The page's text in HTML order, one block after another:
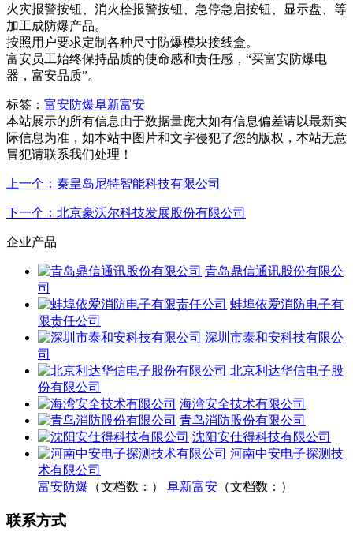
火灾报警按钮、消火栓报警按钮、急停急启按钮、显示盘、等
加工成防爆产品。
按照用户要求定制各种尺寸防爆模块接线盒。
富安员工始终保持品质的使命感和责任感，“买富安防爆电
器，富安品质”。
标签： 富安防爆阜新富安
本站展示的所有信息由于数据量庞大如有信息偏差请以最新实
际信息为准，如本站中图片和文字侵犯了您的版权，本站无意
冒犯请联系我们处理！
上一个：秦皇岛尼特智能科技有限公司
下一个：北京豪沃尔科技发展股份有限公司
企业产品
青岛鼎信通讯股份有限公
司
蚌埠依爱消防电子有
限责任公司
深圳市泰和安科技有限公
司
北京利达华信电子股
份有限公司
海湾安全技术有限公司
青鸟消防股份有限公司
沈阳安仕得科技有限公司
河南中安电子探测技
术有限公司
富安防爆 （文档数：） 阜新富安 （文档数：）
联系方式